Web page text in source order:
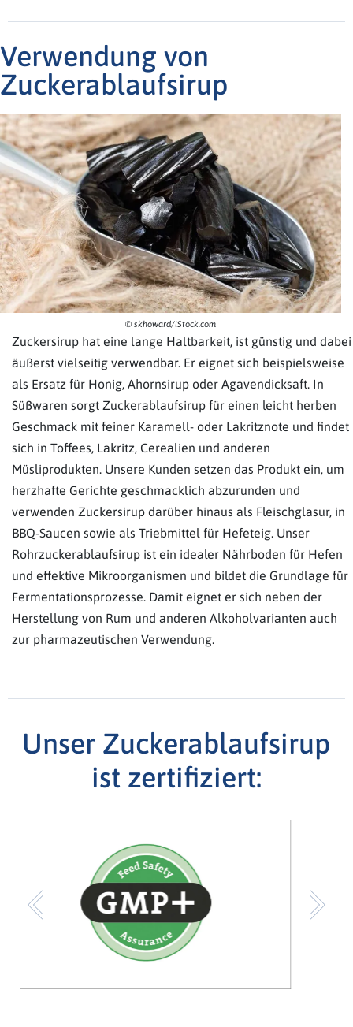
Verwendung von
Zuckerablaufsirup
© skhoward/iStock.com
Zuckersirup hat eine lange Haltbarkeit, ist günstig und dabei
äußerst vielseitig verwendbar. Er eignet sich beispielsweise
als Ersatz für Honig, Ahornsirup oder Agavendicksaft. In
Süßwaren sorgt Zuckerablaufsirup für einen leicht herben
Geschmack mit feiner Karamell- oder Lakritznote und findet
sich in Toffees, Lakritz, Cerealien und anderen
Müsliprodukten. Unsere Kunden setzen das Produkt ein, um
herzhafte Gerichte geschmacklich abzurunden und
verwenden Zuckersirup darüber hinaus als Fleischglasur, in
BBQ-Saucen sowie als Triebmittel für Hefeteig. Unser
Rohrzuckerablaufsirup ist ein idealer Nährboden für Hefen
und effektive Mikroorganismen und bildet die Grundlage für
Fermentationsprozesse. Damit eignet er sich neben der
Herstellung von Rum und anderen Alkoholvarianten auch
zur pharmazeutischen Verwendung.
Unser Zuckerablaufsirup
ist zertifiziert:
Previous